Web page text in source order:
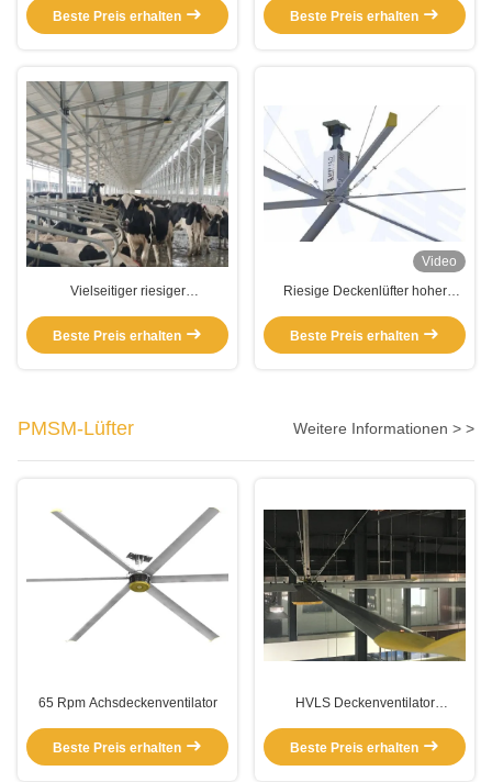
Riesendeckenventilatoren
Beste Preis erhalten
220V 1.5KW
Beste Preis erhalten
Vielseitiger riesiger
der Deckenlüfter-380V 220V
Beste Preis erhalten
Video
Riesige Deckenlüfter hoher
industriell für Lager
Beste Preis erhalten
PMSM-Lüfter Weitere Informationen > >
65 Rpm Achsdeckenventilator
Beste Preis erhalten
HVLS Deckenventilator
Beste Preis erhalten